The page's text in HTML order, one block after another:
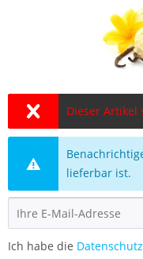
Dieser Artikel
lieferbar ist.
Ich habe die